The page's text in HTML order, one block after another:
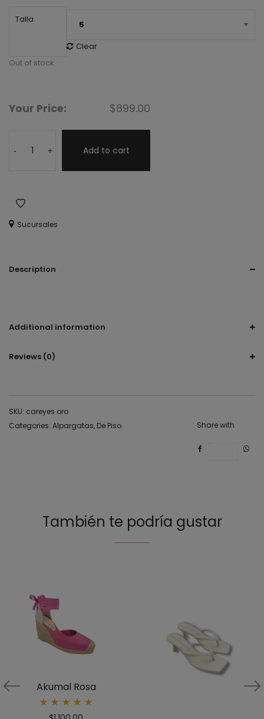
Talla
Clear
Out of stock
Your Price: $899.00
- + Add to cart
Sucursales
Description
Additional information
Reviews (0)
SKU: careyes oro
Categories: Alpargatas, De Piso Share with
También te podría gustar
Akumal Rosa